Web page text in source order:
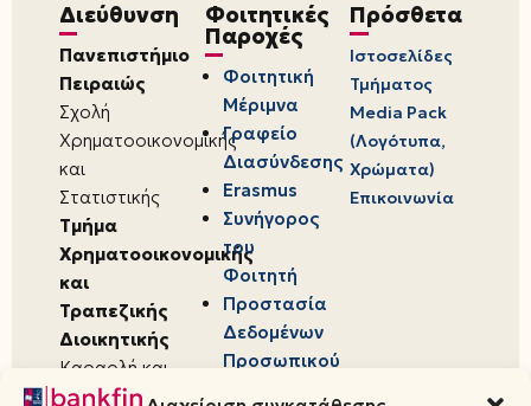
Διεύθυνση
Πανεπιστήμιο
Πειραιώς
Σχολή
Χρηματοοικονομικής
και
Στατιστικής
Τμήμα
Χρηματοοικονομικής
και
Τραπεζικής
Διοικητικής
Καραολή και
Δημητρίου 80,
Φοιτητικές
Παροχές
Φοιτητική
Μέριμνα
Γραφείο
Διασύνδεσης
Erasmus
Συνήγορος
του
Φοιτητή
Προστασία
Δεδομένων
Προσωπικού
Πρόσθετα
Ιστοσελίδες
Τμήματος
Media Pack
(Λογότυπα,
Χρώματα)
Επικοινωνία